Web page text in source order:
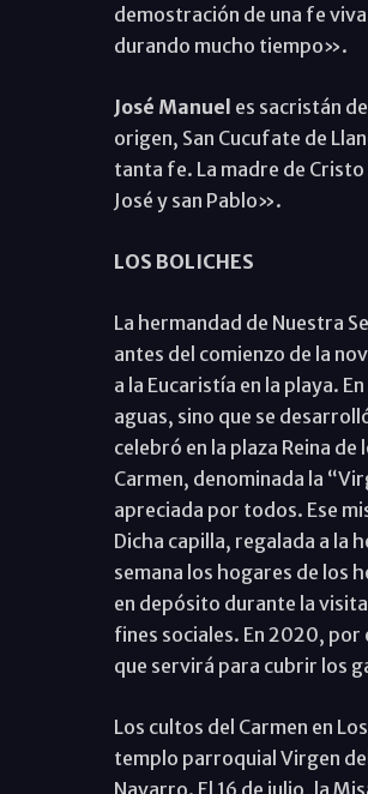
demostración de una fe
durando mucho tiempo».
José Manuel es sacristán
origen, San Cucufate de
tanta fe. La madre de
José y san Pablo».
LOS BOLICHES
La hermandad de Nuestra
antes del comienzo de la
a la Eucaristía en la playa.
aguas, sino que se
celebró en la plaza Reina
Carmen, denominada la
apreciada por todos. Ese
Dicha capilla, regalada a la
semana los hogares de los
en depósito durante la
fines sociales. En 2020, por
que servirá para cubrir los
Los cultos del Carmen en
templo parroquial Virgen
Navarro. El 16 de julio, la